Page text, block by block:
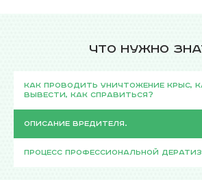
Что нужно
Как проводить уничтожение крыс,
вывести, как справиться?
Описание вредителя.
Процесс профессиональной